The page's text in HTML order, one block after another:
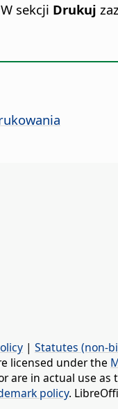
sekcji Drukuj
| Statutes (non-
licensed under the
are in actual use
policy.